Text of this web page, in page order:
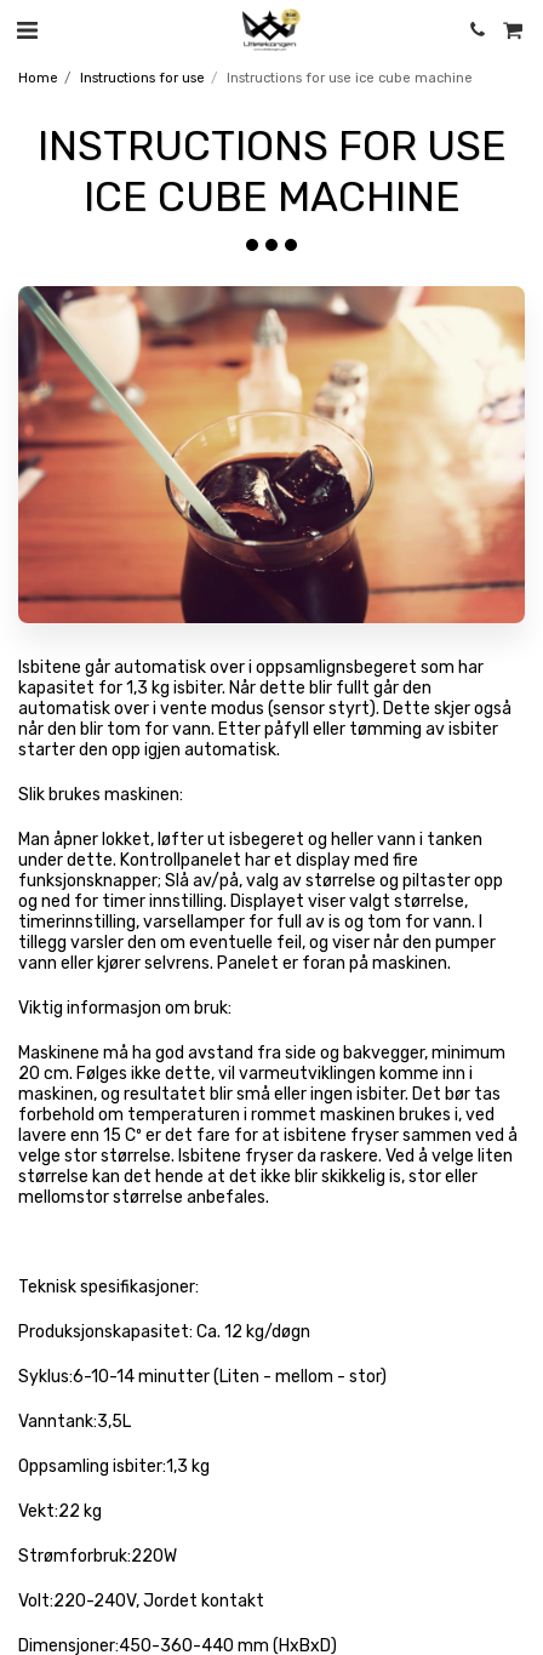
Home Instructions for use Instructions for use ice cube machine
INSTRUCTIONS FOR USE
ICE CUBE MACHINE
Isbitene går automatisk over i oppsamlignsbegeret som har
kapasitet for 1,3 kg isbiter. Når dette blir fullt går den
automatisk over i vente modus (sensor styrt). Dette skjer også
når den blir tom for vann. Etter påfyll eller tømming av isbiter
starter den opp igjen automatisk.
Slik brukes maskinen:
Man åpner lokket, løfter ut isbegeret og heller vann i tanken
under dette. Kontrollpanelet har et display med fire
funksjonsknapper; Slå av/på, valg av størrelse og piltaster opp
og ned for timer innstilling. Displayet viser valgt størrelse,
timerinnstilling, varsellamper for full av is og tom for vann. I
tillegg varsler den om eventuelle feil, og viser når den pumper
vann eller kjører selvrens. Panelet er foran på maskinen.
Viktig informasjon om bruk:
Maskinene må ha god avstand fra side og bakvegger, minimum
20 cm. Følges ikke dette, vil varmeutviklingen komme inn i
maskinen, og resultatet blir små eller ingen isbiter. Det bør tas
forbehold om temperaturen i rommet maskinen brukes i, ved
lavere enn 15 Cº er det fare for at isbitene fryser sammen ved å
velge stor størrelse. Isbitene fryser da raskere. Ved å velge liten
størrelse kan det hende at det ikke blir skikkelig is, stor eller
mellomstor størrelse anbefales.
Teknisk spesifikasjoner:
Produksjonskapasitet: Ca. 12 kg/døgn
Syklus:6-10-14 minutter (Liten - mellom - stor)
Vanntank:3,5L
Oppsamling isbiter:1,3 kg
Vekt:22 kg
Strømforbruk:220W
Volt:220-240V, Jordet kontakt
Dimensjoner:450-360-440 mm (HxBxD)